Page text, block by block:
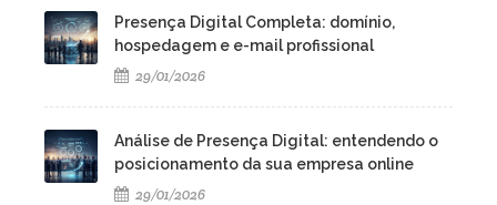
Presença Digital Completa: domínio,
hospedagem e e-mail profissional
29/01/2026
Análise de Presença Digital: entendendo o
posicionamento da sua empresa online
29/01/2026